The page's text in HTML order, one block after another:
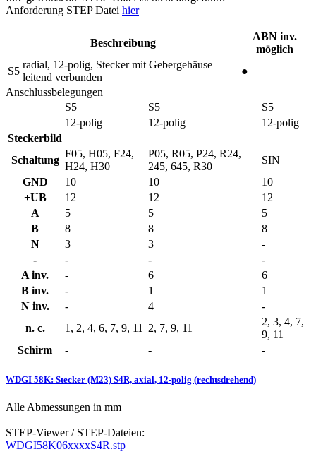
Anforderung STEP Datei hier
Beschreibung
ABN inv.
möglich
S5
radial, 12-polig, Stecker mit Gebergehäuse
leitend verbunden
●
Anschlussbelegungen
S5
S5
S5
12-polig
12-polig
12-polig
Steckerbild
Schaltung
F05, H05, F24,
H24, H30
P05, R05, P24, R24,
245, 645, R30
SIN
GND
10 10
10
+UB
12 12
12
A
5 5
5
B
8 8
8
N
3 3
-
-
- -
-
A inv.
- 6
6
B inv.
- 1
1
N inv.
- 4
-
n. c.
1, 2, 4, 6, 7, 9, 11 2, 7, 9, 11
2, 3, 4, 7,
9, 11
Schirm
- - -
WDGI 58K: Stecker (M23) S4R, axial, 12-polig (rechtsdrehend)
Alle Abmessungen in mm
STEP-Viewer / STEP-Dateien:
WDGI58K06xxxxS4R.stp